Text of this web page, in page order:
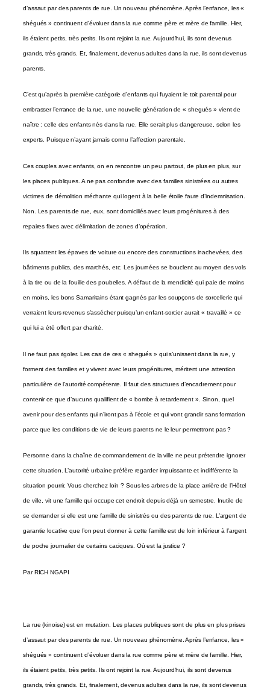
d’assaut par des parents de rue. Un nouveau phénomène. Après l’enfance, les «
shégués » continuent d’évoluer dans la rue comme père et mère de famille. Hier,
ils étaient petits, très petits. Ils ont rejoint la rue. Aujourd’hui, ils sont devenus
grands, très grands. Et, finalement, devenus adultes dans la rue, ils sont devenus
parents.
C’est qu’après la première catégorie d’enfants qui fuyaient le toit parental pour
embrasser l’errance de la rue, une nouvelle génération de « shegués » vient de
naître : celle des enfants nés dans la rue. Elle serait plus dangereuse, selon les
experts. Puisque n’ayant jamais connu l’affection parentale.
Ces couples avec enfants, on en rencontre un peu partout, de plus en plus, sur
les places publiques. A ne pas confondre avec des familles sinistrées ou autres
victimes de démolition méchante qui logent à la belle étoile faute d’indemnisation.
Non. Les parents de rue, eux, sont domiciliés avec leurs progénitures à des
repaires fixes avec délimitation de zones d’opération.
Ils squattent les épaves de voiture ou encore des constructions inachevées, des
bâtiments publics, des marchés, etc. Les journées se bouclent au moyen des vols
à la tire ou de la fouille des poubelles. A défaut de la mendicité qui paie de moins
en moins, les bons Samaritains étant gagnés par les soupçons de sorcellerie qui
verraient leurs revenus s’assécher puisqu’un enfant-sorcier aurait « travaillé » ce
qui lui a été offert par charité.
Il ne faut pas rigoler. Les cas de ces « shegués » qui s’unissent dans la rue, y
forment des familles et y vivent avec leurs progénitures, méritent une attention
particulière de l’autorité compétente. Il faut des structures d’encadrement pour
contenir ce que d’aucuns qualifient de « bombe à retardement ». Sinon, quel
avenir pour des enfants qui n’iront pas à l’école et qui vont grandir sans formation
parce que les conditions de vie de leurs parents ne le leur permettront pas ?
Personne dans la chaîne de commandement de la ville ne peut prétendre ignorer
cette situation. L’autorité urbaine préfère regarder impuissante et indifférente la
situation pourrir. Vous cherchez loin ? Sous les arbres de la place arrière de l’Hôtel
de ville, vit une famille qui occupe cet endroit depuis déjà un semestre. Inutile de
se demander si elle est une famille de sinistrés ou des parents de rue. L’argent de
garantie locative que l’on peut donner à cette famille est de loin inférieur à l’argent
de poche journalier de certains caciques. Où est la justice ?
Par RICH NGAPI
La rue (kinoise) est en mutation. Les places publiques sont de plus en plus prises
d’assaut par des parents de rue. Un nouveau phénomène. Après l’enfance, les «
shégués » continuent d’évoluer dans la rue comme père et mère de famille. Hier,
ils étaient petits, très petits. Ils ont rejoint la rue. Aujourd’hui, ils sont devenus
grands, très grands. Et, finalement, devenus adultes dans la rue, ils sont devenus